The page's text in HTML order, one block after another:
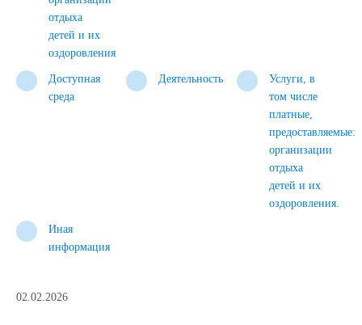
отдыха
детей и их
оздоровления
Доступная
среда
Деятельность
Услуги, в
том числе
платные,
предоставляемые:
организации
отдыха
детей и их
оздоровления.
Иная
информация
02.02.2026